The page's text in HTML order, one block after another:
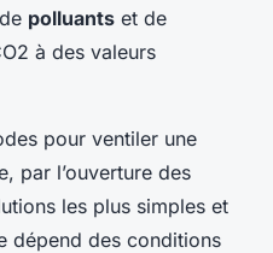
polluants et de
à des valeurs
pour ventiler une
par l’ouverture des
les plus simples et
dépend des conditions